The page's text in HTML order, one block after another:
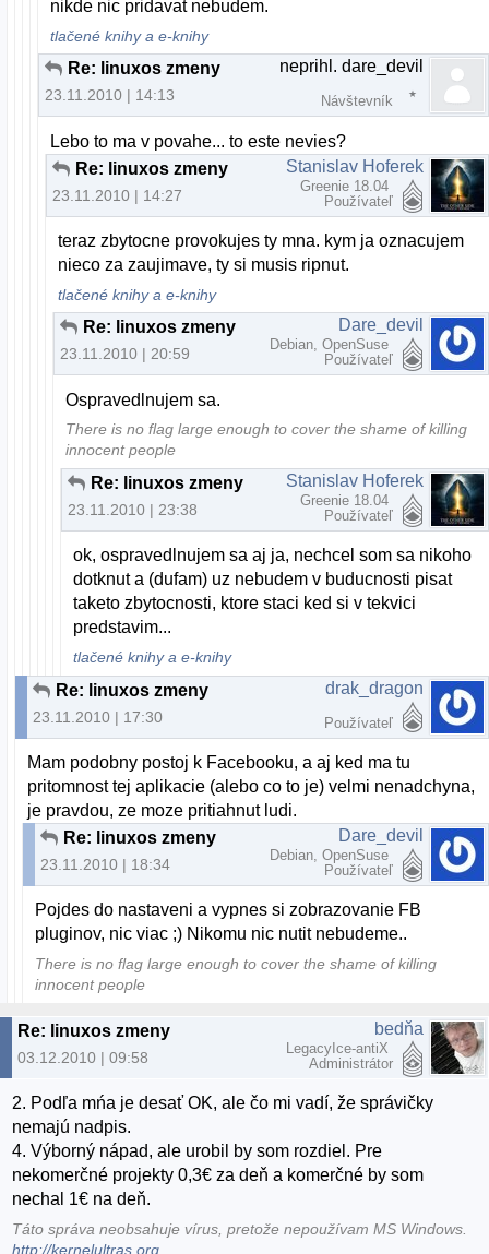
nikde nic pridavat nebudem.
tlačené knihy a e-knihy
Re: linuxos zmeny
23.11.2010 | 14:13
neprihl. dare_devil
Návštevník
Lebo to ma v povahe... to este nevies?
Re: linuxos zmeny
23.11.2010 | 14:27
Stanislav Hoferek
Greenie 18.04
Používateľ
teraz zbytocne provokujes ty mna. kym ja oznacujem
nieco za zaujimave, ty si musis ripnut.
tlačené knihy a e-knihy
Re: linuxos zmeny
23.11.2010 | 20:59
Dare_devil
Debian, OpenSuse
Používateľ
Ospravedlnujem sa.
There is no flag large enough to cover the shame of killing
innocent people
Re: linuxos zmeny
23.11.2010 | 23:38
Stanislav Hoferek
Greenie 18.04
Používateľ
ok, ospravedlnujem sa aj ja, nechcel som sa nikoho
dotknut a (dufam) uz nebudem v buducnosti pisat
taketo zbytocnosti, ktore staci ked si v tekvici
predstavim...
tlačené knihy a e-knihy
Re: linuxos zmeny
23.11.2010 | 17:30
drak_dragon
Používateľ
Mam podobny postoj k Facebooku, a aj ked ma tu
pritomnost tej aplikacie (alebo co to je) velmi nenadchyna,
je pravdou, ze moze pritiahnut ludi.
Re: linuxos zmeny
23.11.2010 | 18:34
Dare_devil
Debian, OpenSuse
Používateľ
Pojdes do nastaveni a vypnes si zobrazovanie FB
pluginov, nic viac ;) Nikomu nic nutit nebudeme..
There is no flag large enough to cover the shame of killing
innocent people
Re: linuxos zmeny
03.12.2010 | 09:58
bedňa
LegacyIce-antiX
Administrátor
2. Podľa mńa je desať OK, ale čo mi vadí, že správičky
nemajú nadpis.
4. Výborný nápad, ale urobil by som rozdiel. Pre
nekomerčné projekty 0,3€ za deň a komerčné by som
nechal 1€ na deň.
Táto správa neobsahuje vírus, pretože nepoužívam MS Windows.
http://kernelultras.org